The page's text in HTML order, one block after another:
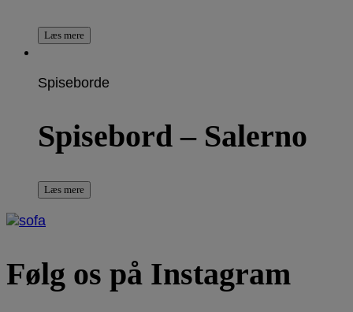
Læs mere
Spiseborde
Spisebord – Salerno
Læs mere
Følg os på Instagram